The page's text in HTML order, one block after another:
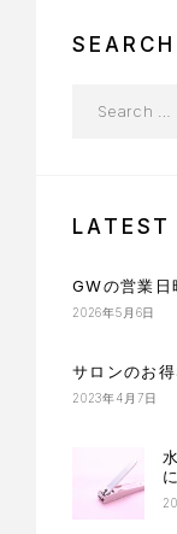
SEARCH
LATEST
GWの営業日
2026年5月6日
サロンのお得
2023年4月7日